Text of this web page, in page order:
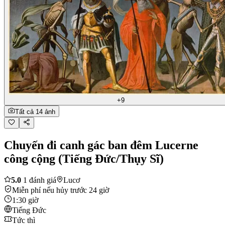
+9
Tất cả 14 ảnh
Chuyến đi canh gác ban đêm Lucerne
công cộng (Tiếng Đức/Thụy Sĩ)
5.0 1 đánh giá
Lucơ
Miễn phí nếu hủy trước 24 giờ
1:30 giờ
Tiếng Đức
Tức thì